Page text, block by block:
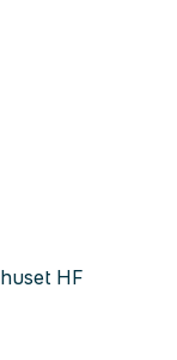
HF